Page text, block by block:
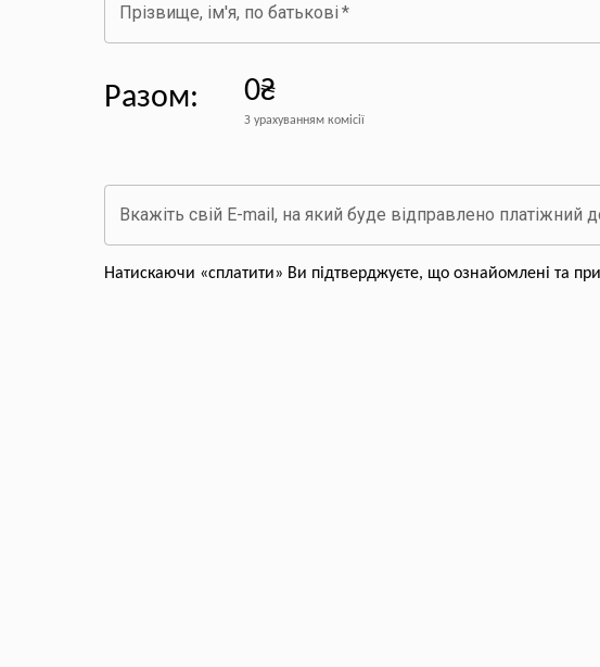
Прізвище, ім'я, по батькові *
Разом: 0₴
З урахуванням комісії
Вкажіть свій E-mail, на який буде відправлено платіжний
Натискаючи «сплатити» Ви підтверджуєте, що ознайомлені та